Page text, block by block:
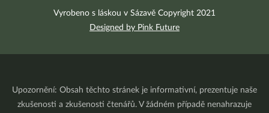
Vyrobeno s láskou v Sázavě Copyright 2021
Designed by Pink Future
Upozornění: Obsah těchto stránek je informativní, prezentuje naše
zkušenosti a zkušenosti čtenářů. V žádném případě nenahrazuje